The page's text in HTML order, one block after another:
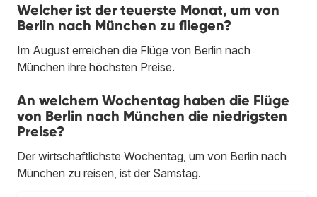
Welcher ist der teuerste Monat, um von
Berlin nach München zu fliegen?
Im August erreichen die Flüge von Berlin nach
München ihre höchsten Preise.
An welchem Wochentag haben die Flüge
von Berlin nach München die niedrigsten
Preise?
Der wirtschaftlichste Wochentag, um von Berlin nach
München zu reisen, ist der Samstag.